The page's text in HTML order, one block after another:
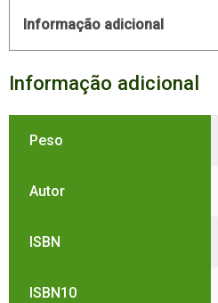
Informação adicional
Informação adicional
Peso
Autor
ISBN
ISBN10